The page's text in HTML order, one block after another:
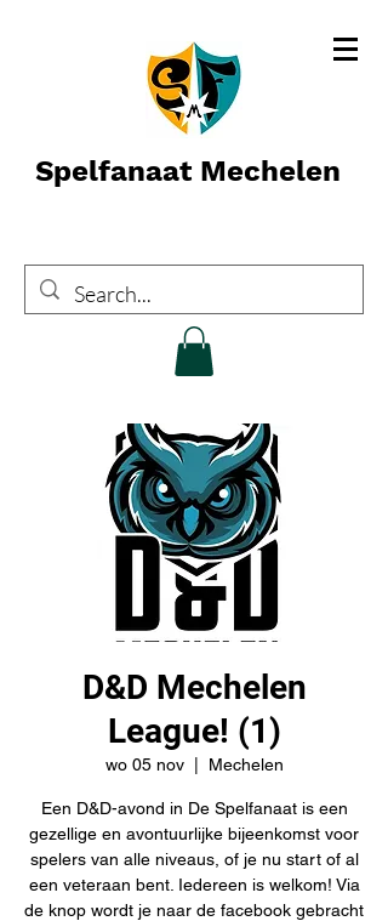
Spelfanaat Mechelen
D&D Mechelen
League! (1)
wo 05 nov
  |
Mechelen
Een D&D-avond in De Spelfanaat is een
gezellige en avontuurlijke bijeenkomst voor
spelers van alle niveaus, of je nu start of al
een veteraan bent. Iedereen is welkom! Via
de knop wordt je naar de facebook gebracht